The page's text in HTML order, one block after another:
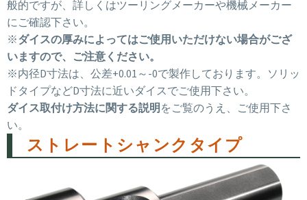
般的ですが、詳しくはツーリングメーカーや機械メーカー
にご確認下さい。
※ダイスの厚みによってはご使用いただけない場合がござ
いますので、ご注意ください。
※内径D寸法は、公差+0.01～-0で製作しております。ソリッ
ドタイプなどD寸法に近いダイスでご使用下さい。
ダイス取付け方法に関する説明 をご覧のうえ、ご使用下さ
い。
ストレートシャンクタイプ